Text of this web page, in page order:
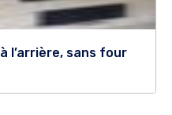
l’arrière, sans four